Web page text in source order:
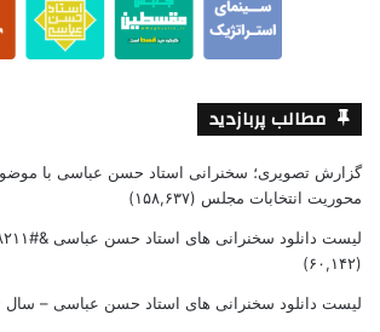
مطالب پربازدید
گزارش تصویری؛ سخنرانی استاد حسن عباسی با
محوریت انتخابات مجلس (۱۵۸,۶۳۷)
لیست دانلود سخنرانی های استاد حسن عباسی &#۸۲۱۱; سال ۱۳۹۵
(۶۰,۱۴۲)
لیست دانلود سخنرانی های استاد حسن عباسی – سال ۱۳۹۶